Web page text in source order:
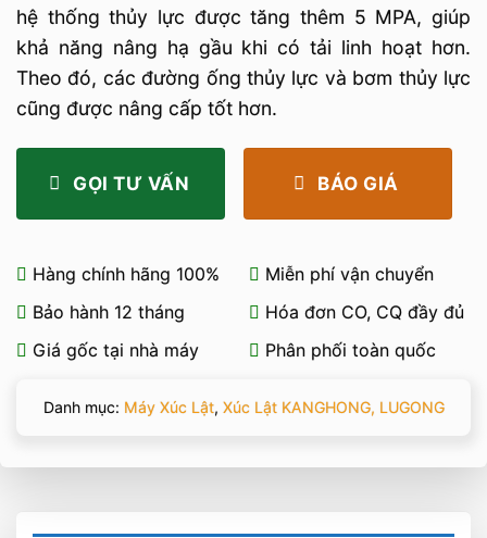
hệ thống thủy lực được tăng thêm 5 MPA, giúp
khả năng nâng hạ gầu khi có tải linh hoạt hơn.
Theo đó, các đường ống thủy lực và bơm thủy lực
cũng được nâng cấp tốt hơn.
GỌI TƯ VẤN BÁO GIÁ
Hàng chính hãng 100%
Miễn phí vận chuyển
Bảo hành 12 tháng
Hóa đơn CO, CQ đầy đủ
Giá gốc tại nhà máy
Phân phối toàn quốc
Danh mục: Máy Xúc Lật, Xúc Lật KANGHONG, LUGONG